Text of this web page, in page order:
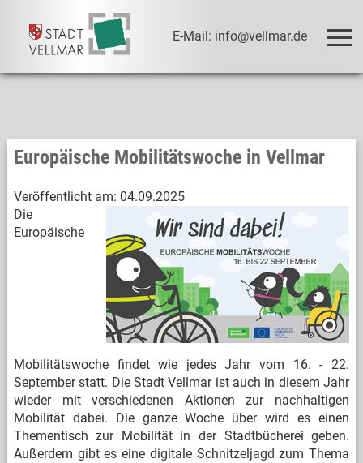
E-Mail: info@vellmar.de
Europäische Mobilitätswoche in Vellmar
Veröffentlicht am: 04.09.2025
Die
Europäische
Mobilitätswoche findet wie jedes Jahr vom 16. - 22.
September statt. Die Stadt Vellmar ist auch in diesem Jahr
wieder mit verschiedenen Aktionen zur nachhaltigen
Mobilität dabei. Die ganze Woche über wird es einen
Thementisch zur Mobilität in der Stadtbücherei geben.
Außerdem gibt es eine digitale Schnitzeljagd zum Thema